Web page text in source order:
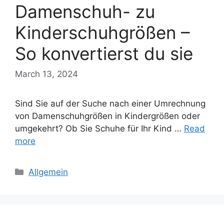
Damenschuh- zu
Kinderschuhgrößen –
So konvertierst du sie
March 13, 2024
Sind Sie auf der Suche nach einer Umrechnung
von Damenschuhgrößen in Kindergrößen oder
umgekehrt? Ob Sie Schuhe für Ihr Kind … Read
more
Categories
Allgemein